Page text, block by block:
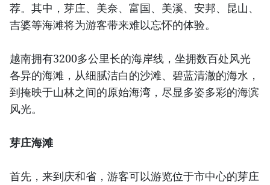
荐。其中，芽庄、美奈、富国、美溪、安邦、昆山、
吉婆等海滩将为游客带来难以忘怀的体验。
越南拥有3200多公里长的海岸线，坐拥数百处风光
各异的海滩，从细腻洁白的沙滩、碧蓝清澈的海水，
到掩映于山林之间的原始海湾，尽显多姿多彩的海滨
风光。
芽庄海滩
首先，来到庆和省，游客可以游览位于市中心的芽庄